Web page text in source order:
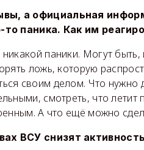
а официальная
то паника. Как им
паники. Могут
ложь, которую
своим делом. Что
смотреть, что летит
А что ещё можно
ВСУ снизят